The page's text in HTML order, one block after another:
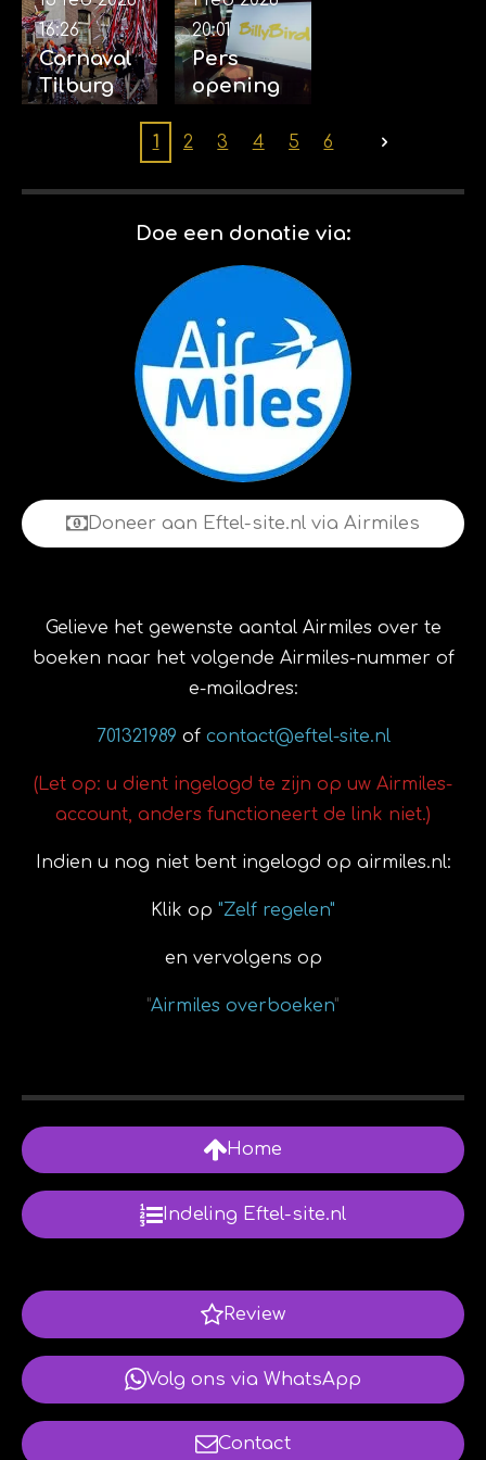
Carnaval
Tilburg
16:26
Pers
opening
Drakenrij
2026
20:01
1 2 3 4 5 6
Doe een donatie via:
Doneer aan Eftel-site.nl via Airmiles
Gelieve het gewenste aantal Airmiles over te
boeken naar het volgende Airmiles-nummer of
e-mailadres:
701321989 ofcontact@eftel-site.nl
(Let op: u dient ingelogd te zijn op uw Airmiles-
account, anders functioneert de link niet.)
Indien u nog niet bent ingelogd op airmiles.nl:
Klik op "Zelf regelen"
en vervolgens op
"Airmiles overboeken"
Home
Indeling Eftel-site.nl
Review
Volg ons via WhatsApp
Contact